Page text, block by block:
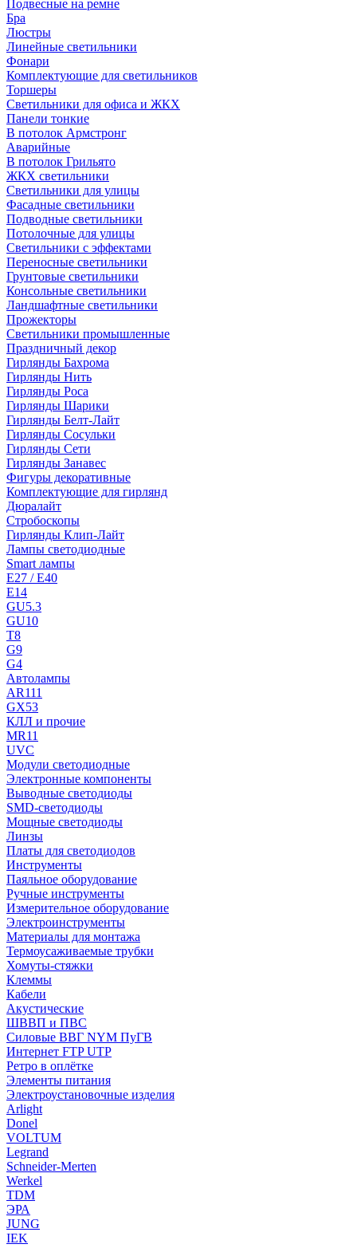
Подвесные на ремне
Бра
Люстры
Линейные светильники
Фонари
Комплектующие для светильников
Торшеры
Светильники для офиса и ЖКХ
Панели тонкие
В потолок Армстронг
Аварийные
В потолок Грильято
ЖКХ светильники
Светильники для улицы
Фасадные светильники
Подводные светильники
Потолочные для улицы
Светильники с эффектами
Переносные светильники
Грунтовые светильники
Консольные светильники
Ландшафтные светильники
Прожекторы
Светильники промышленные
Праздничный декор
Гирлянды Бахрома
Гирлянды Нить
Гирлянды Роса
Гирлянды Шарики
Гирлянды Белт-Лайт
Гирлянды Сосульки
Гирлянды Сети
Гирлянды Занавес
Фигуры декоративные
Комплектующие для гирлянд
Дюралайт
Стробоскопы
Гирлянды Клип-Лайт
Лампы светодиодные
Smart лампы
E27 / E40
E14
GU5.3
GU10
T8
G9
G4
Автолампы
AR111
GX53
КЛЛ и прочие
MR11
UVC
Модули светодиодные
Электронные компоненты
Выводные светодиоды
SMD-светодиоды
Мощные светодиоды
Линзы
Платы для светодиодов
Инструменты
Паяльное оборудование
Ручные инструменты
Измерительное оборудование
Электроинструменты
Материалы для монтажа
Термоусаживаемые трубки
Хомуты-стяжки
Клеммы
Кабели
Акустические
ШВВП и ПВС
Силовые ВВГ NYM ПуГВ
Интернет FTP UTP
Ретро в оплётке
Элементы питания
Электроустановочные изделия
Arlight
Donel
VOLTUM
Legrand
Schneider-Merten
Werkel
TDM
ЭРА
JUNG
IEK